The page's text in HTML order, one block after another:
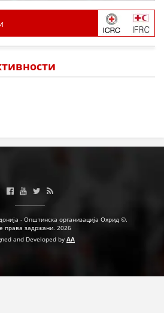
- Општинска организација Охрид ©.
права задржани. 2026
and Developed by AA